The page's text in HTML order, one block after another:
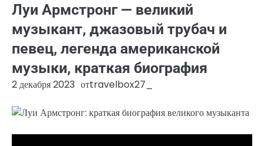
Луи Армстронг — великий
музыкант, джазовый трубач и
певец, легенда американской
музыки, краткая биография
2 декабря 2023 отtravelbox27_